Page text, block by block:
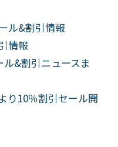
ル&割引情報
情報
&割引ニュースま
り10％割引セール開